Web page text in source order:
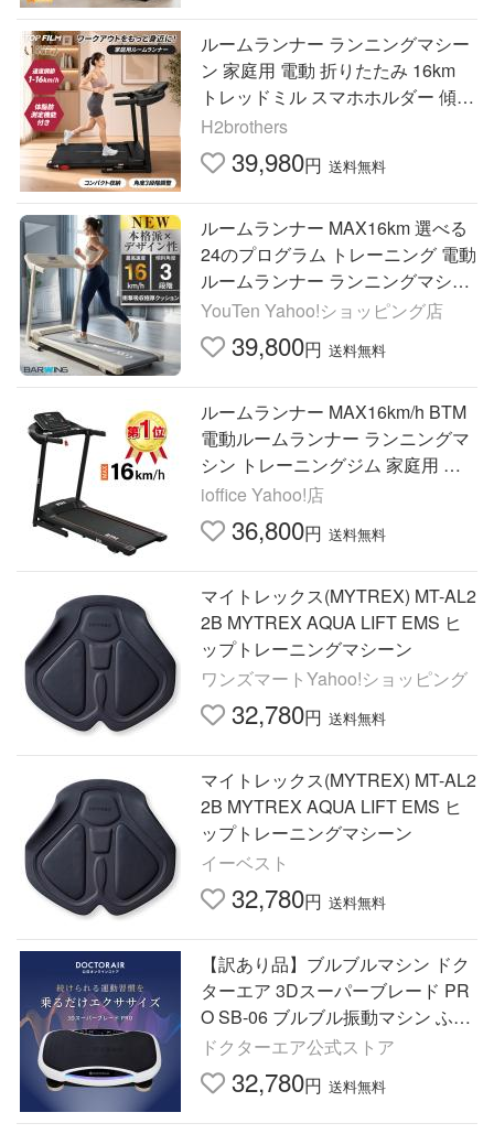
ルームランナー ランニングマシー
ン 家庭用 電動 折りたたみ 16km
トレッドミル スマホホルダー 傾斜
静音
H2brothers
39,980円 送料無料
ルームランナー MAX16km 選べる
24のプログラム トレーニング 電動
ルームランナー ランニングマシン
ランニングマシーン
YouTen Yahoo!ショッピング店
39,800円 送料無料
ルームランナー MAX16km/h BTM
電動ルームランナー ランニングマ
シン トレーニングジム 家庭用 静
か 折りたたみ 1年保証
ioffice Yahoo!店
36,800円 送料無料
マイトレックス(MYTREX) MT-AL2
2B MYTREX AQUA LIFT EMS ヒ
ップトレーニングマシーン
ワンズマートYahoo!ショッピング
32,780円 送料無料
マイトレックス(MYTREX) MT-AL2
2B MYTREX AQUA LIFT EMS ヒ
ップトレーニングマシーン
イーベスト
32,780円 送料無料
【訳あり品】ブルブルマシン ドク
ターエア 3Dスーパーブレード PR
O SB-06 ブルブル振動マシン ふく
らはぎ 二の腕 爆買
ドクターエア公式ストア
32,780円 送料無料